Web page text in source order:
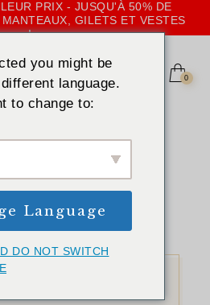
PRIX - JUSQU'À 50% DE
GILETS ET VESTES
!
0
(couleur)
you might be
language.
to change to:
Language
DO NOT SWITCH